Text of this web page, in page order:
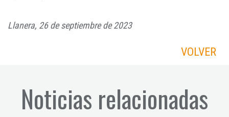
Llanera, 26 de septiembre de 2023
VOLVER
Noticias relacionadas